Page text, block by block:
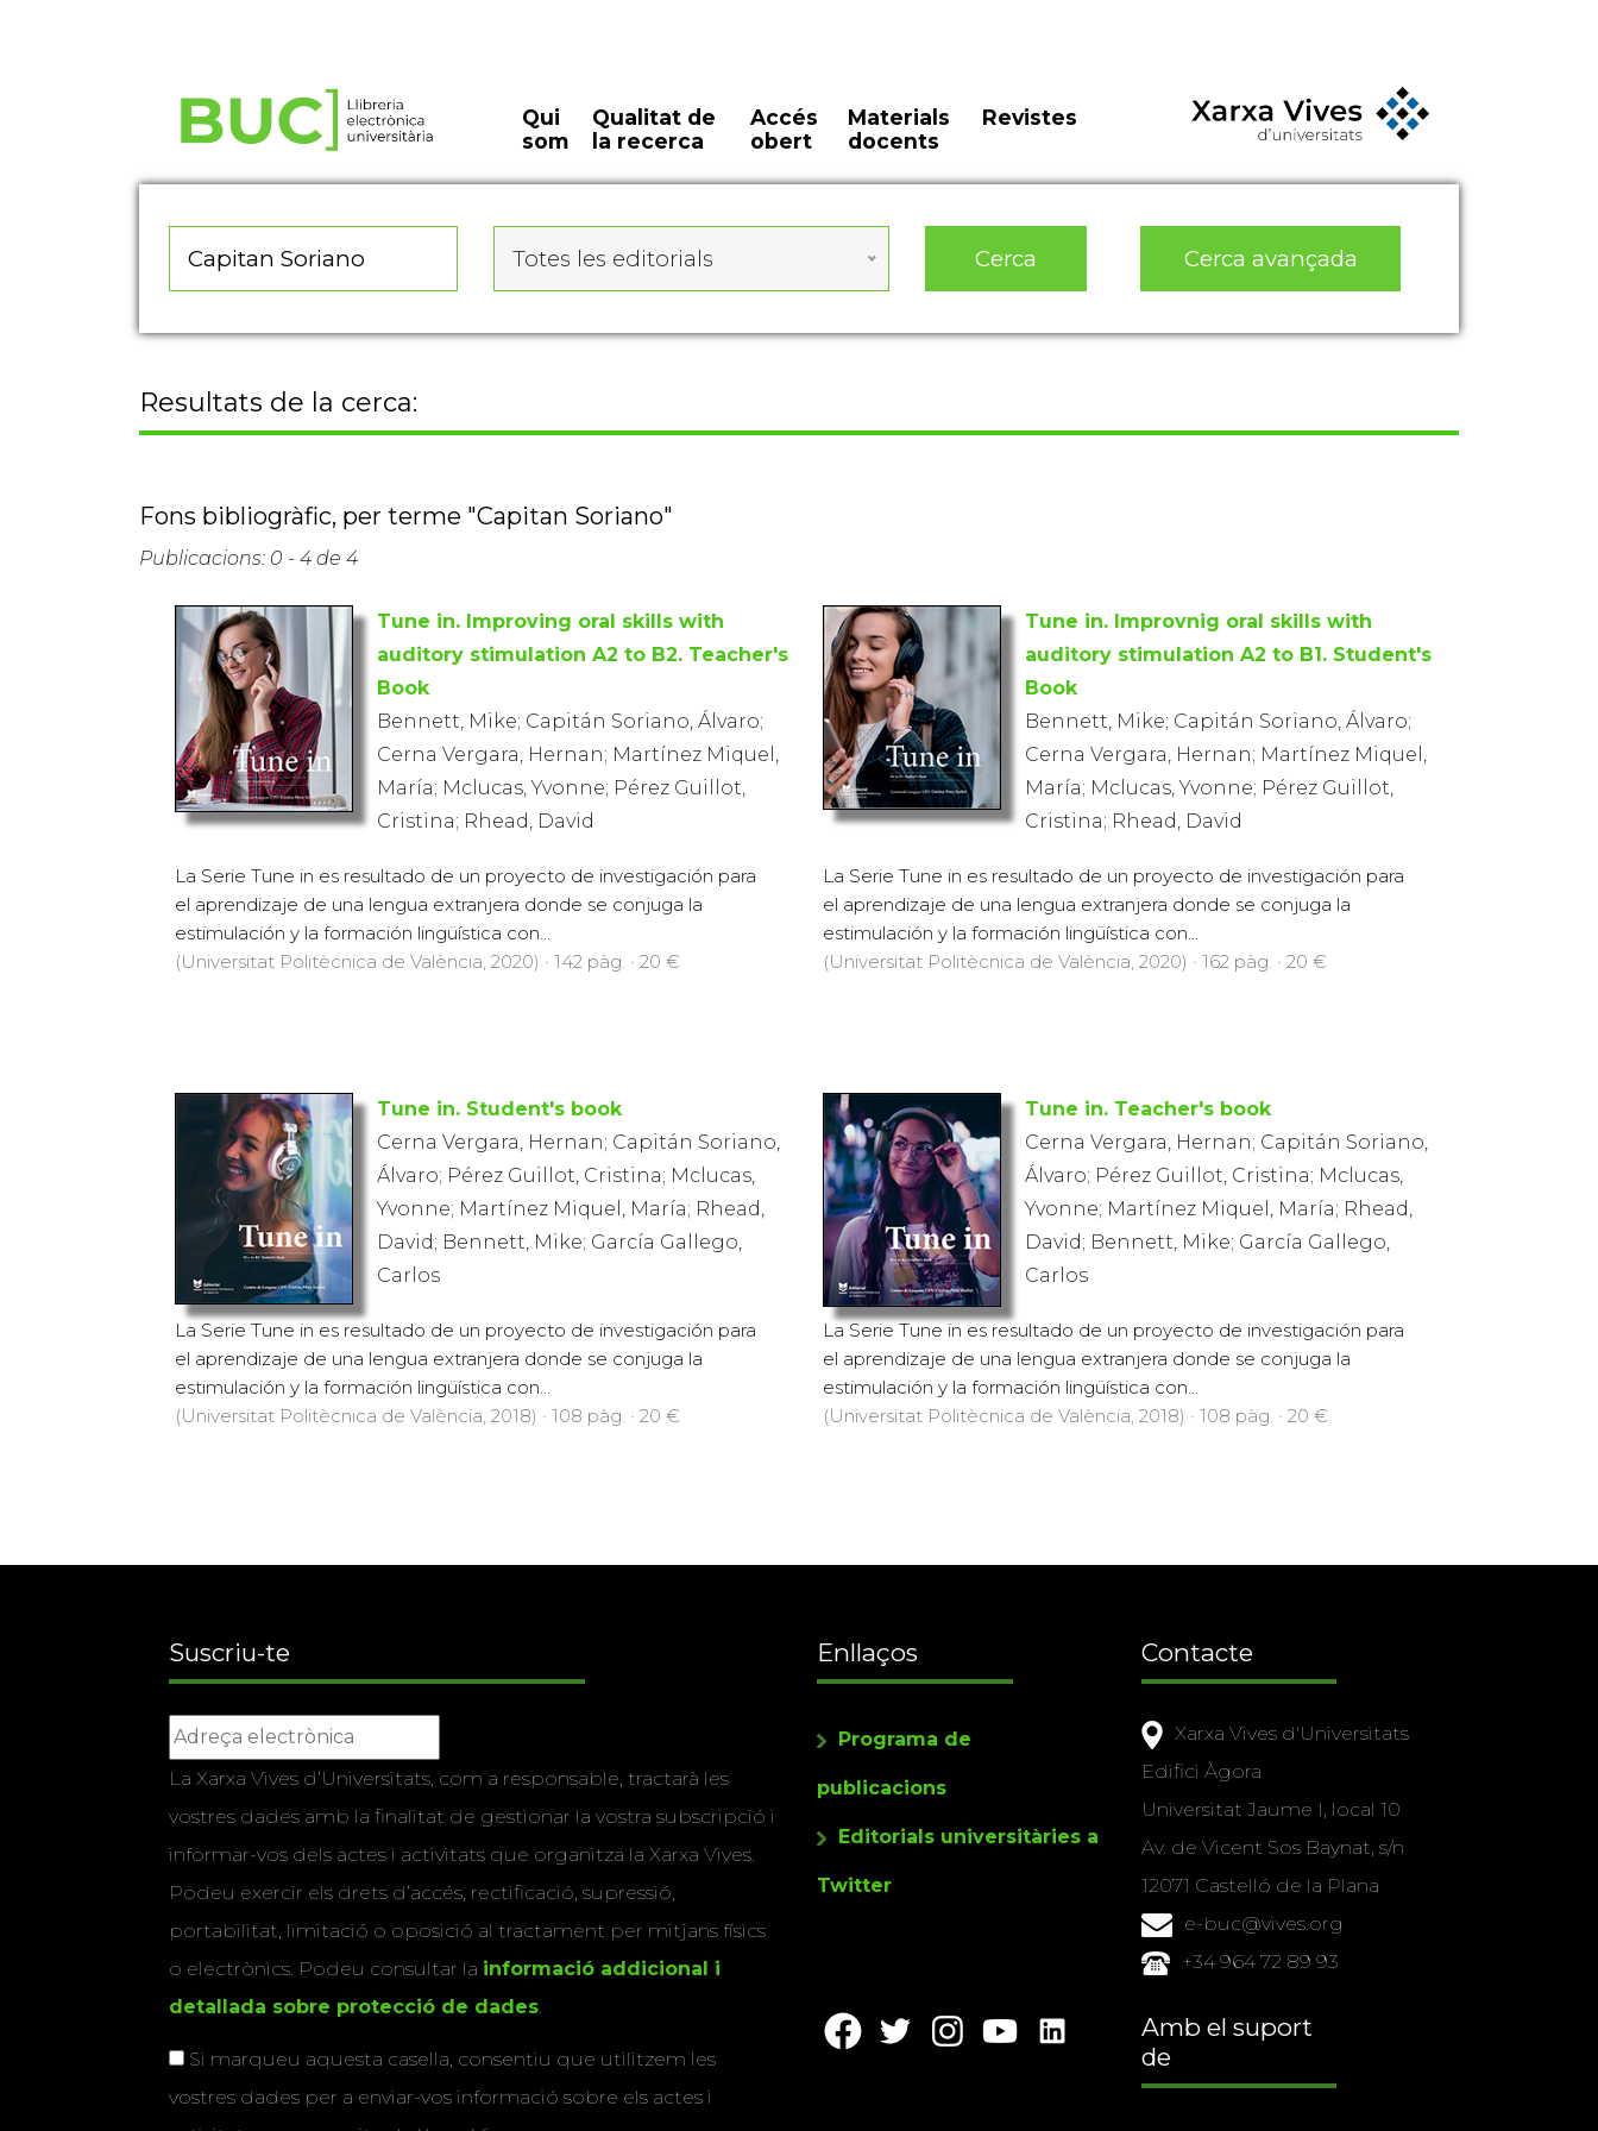
Qui
som
Qualitat de
la recerca
Accés
obert
Materials
docents
Revistes
Totes les editorials Cerca Cerca avançada
Resultats de la cerca:
Fons bibliogràfic, per terme "Capitan Soriano"
Publicacions: 0 - 4 de 4
Tune in. Improving oral skills with
auditory stimulation A2 to B2. Teacher's
Book
Bennett, Mike; Capitán Soriano, Álvaro;
Cerna Vergara, Hernan; Martínez Miquel,
María; Mclucas, Yvonne; Pérez Guillot,
Cristina; Rhead, David
La Serie Tune in es resultado de un proyecto de investigación para
el aprendizaje de una lengua extranjera donde se conjuga la
estimulación y la formación lingüística con...
(Universitat Politècnica de València, 2020) · 142 pàg. · 20 €
Tune in. Improvnig oral skills with
auditory stimulation A2 to B1. Student's
Book
Bennett, Mike; Capitán Soriano, Álvaro;
Cerna Vergara, Hernan; Martínez Miquel,
María; Mclucas, Yvonne; Pérez Guillot,
Cristina; Rhead, David
La Serie Tune in es resultado de un proyecto de investigación para
el aprendizaje de una lengua extranjera donde se conjuga la
estimulación y la formación lingüística con...
(Universitat Politècnica de València, 2020) · 162 pàg. · 20 €
Tune in. Student's book
Cerna Vergara, Hernan; Capitán Soriano,
Álvaro; Pérez Guillot, Cristina; Mclucas,
Yvonne; Martínez Miquel, María; Rhead,
David; Bennett, Mike; García Gallego,
Carlos
La Serie Tune in es resultado de un proyecto de investigación para
el aprendizaje de una lengua extranjera donde se conjuga la
estimulación y la formación lingüística con...
(Universitat Politècnica de València, 2018) · 108 pàg. · 20 €
Tune in. Teacher's book
Cerna Vergara, Hernan; Capitán Soriano,
Álvaro; Pérez Guillot, Cristina; Mclucas,
Yvonne; Martínez Miquel, María; Rhead,
David; Bennett, Mike; García Gallego,
Carlos
La Serie Tune in es resultado de un proyecto de investigación para
el aprendizaje de una lengua extranjera donde se conjuga la
estimulación y la formación lingüística con...
(Universitat Politècnica de València, 2018) · 108 pàg. · 20 €
Suscriu-te
La Xarxa Vives d’Universitats, com a responsable, tractarà les
vostres dades amb la finalitat de gestionar la vostra subscripció i
informar-vos dels actes i activitats que organitza la Xarxa Vives.
Podeu exercir els drets d’accés, rectificació, supressió,
portabilitat, limitació o oposició al tractament per mitjans físics
o electrònics. Podeu consultar la informació addicional i
detallada sobre protecció de dades.
Si marqueu aquesta casella, consentiu que utilitzem les
vostres dades per a enviar-vos informació sobre els actes i
Enllaços
Programa de
publicacions
Editorials universitàries a
Twitter
Contacte
Xarxa Vives d'Universitats
Edifici Àgora
Universitat Jaume I, local 10
Av. de Vicent Sos Baynat, s/n
12071 Castelló de la Plana
e-buc@vives.org
+34 964 72 89 93
Amb el suport
de